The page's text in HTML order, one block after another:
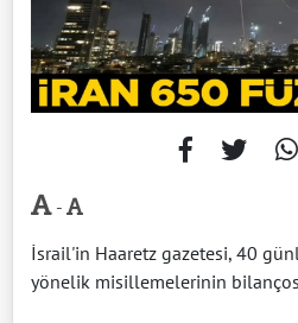
-
İsrail'in Haaretz gazetesi, 40
yönelik misillemelerinin